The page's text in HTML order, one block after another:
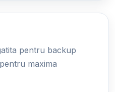
pentru backup
maxima